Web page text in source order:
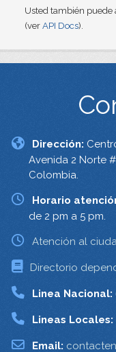
Usted también puede
(ver API Docs).
Dirección:
Avenida 2 Norte
Colombia.
Horario
de 2 pm a 5 pm.
Atención al
Directorio
Linea Nacional:
Lineas Locales:
Email: